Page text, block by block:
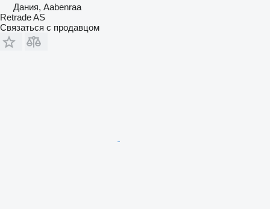
Дания, Aabenraa
Retrade AS
Связаться с продавцом